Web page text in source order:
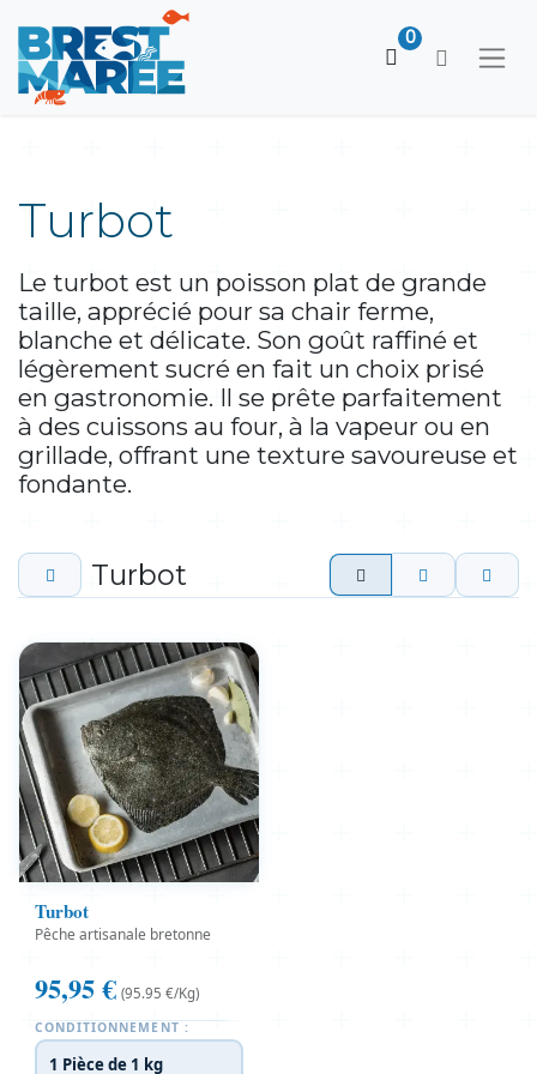
0
Turbot
Le turbot est un poisson plat de grande
taille, apprécié pour sa chair ferme,
blanche et délicate. Son goût raffiné et
légèrement sucré en fait un choix prisé
en gastronomie. Il se prête parfaitement
à des cuissons au four, à la vapeur ou en
grillade, offrant une texture savoureuse et
fondante.
Turbot
Turbot
Pêche artisanale bretonne
95,95€ (95.95 €/Kg)
CONDITIONNEMENT :